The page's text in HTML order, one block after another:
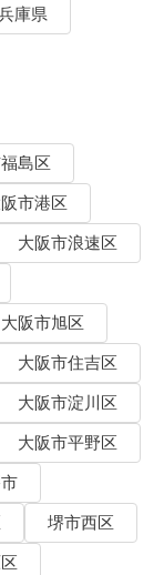
庫県
島区
市港区
大阪市浪速区
大阪市旭区
大阪市住吉区
大阪市淀川区
大阪市平野区
堺市西区